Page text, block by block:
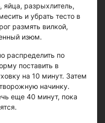
яйца, разрыхлитель,
и убрать тесто в
размять вилкой,
изюм.
распределить по
поставить в
на 10 минут. Затем
начинку.
еще 40 минут, пока